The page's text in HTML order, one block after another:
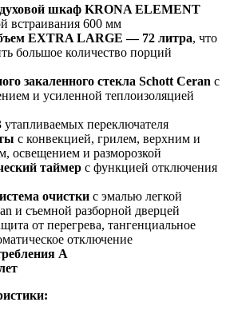
шкаф KRONA ELEMENT
встраивания 600 мм
EXTRA LARGE — 72 литра, что
большое количество порций
закаленного стекла Schott Ceran с
и усиленной теплоизоляцией
переключателя
с конвекцией, грилем, верхним и
освещением и разморозкой
таймер с функцией отключения
очистки с эмалью легкой
и съемной разборной дверцей
от перегрева, тангенциальное
отключение
A